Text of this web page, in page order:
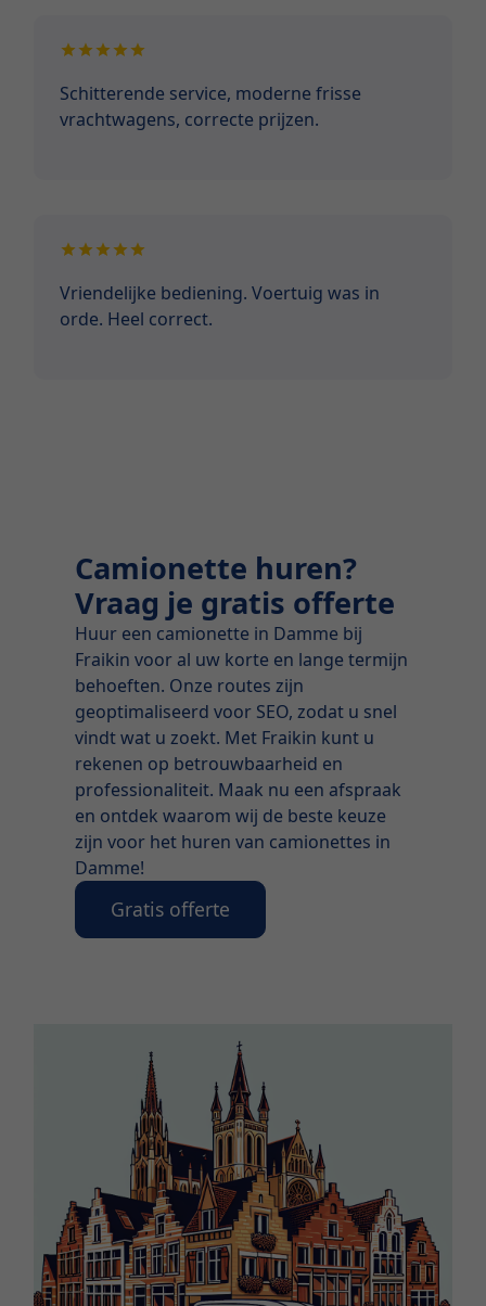
Schitterende service, moderne frisse
vrachtwagens, correcte prijzen.
Vriendelijke bediening. Voertuig was in
orde. Heel correct.
Camionette huren?
Vraag je gratis offerte
Huur een camionette in Damme bij
Fraikin voor al uw korte en lange termijn
behoeften. Onze routes zijn
geoptimaliseerd voor SEO, zodat u snel
vindt wat u zoekt. Met Fraikin kunt u
rekenen op betrouwbaarheid en
professionaliteit. Maak nu een afspraak
en ontdek waarom wij de beste keuze
zijn voor het huren van camionettes in
Damme!
Gratis offerte